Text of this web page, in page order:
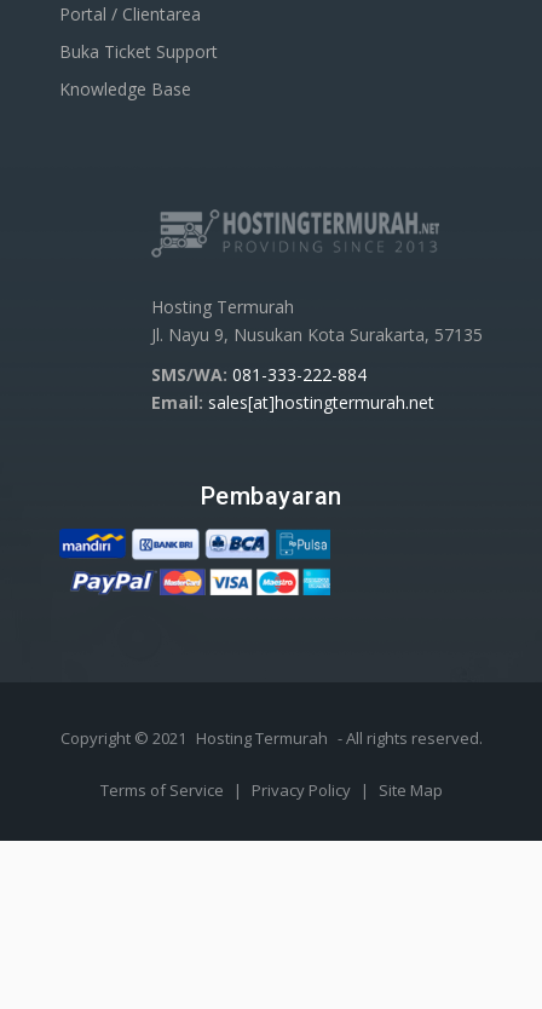
Portal / Clientarea
Buka Ticket Support
Knowledge Base
Hosting Termurah
Jl. Nayu 9, Nusukan Kota Surakarta, 57135
SMS/WA: 081-333-222-884
Email: sales[at]hostingtermurah.net
Pembayaran
Copyright © 2021 Hosting Termurah - All rights reserved.
Terms of Service | Privacy Policy | Site Map